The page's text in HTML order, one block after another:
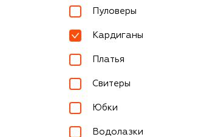
Пуловеры
Кардиганы
Платья
Свитеры
Юбки
Водолазки